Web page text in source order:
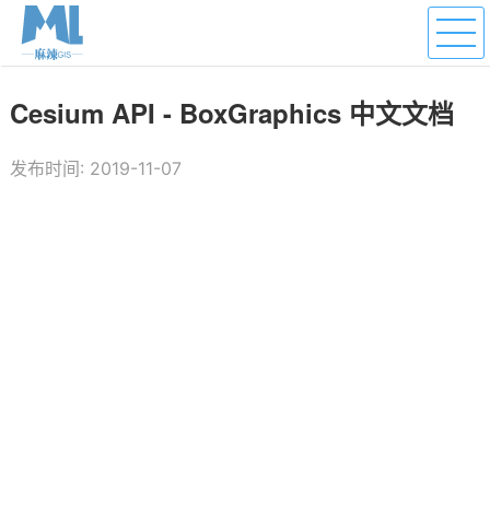
Cesium API - BoxGraphics 中文文档
发布时间: 2019-11-07